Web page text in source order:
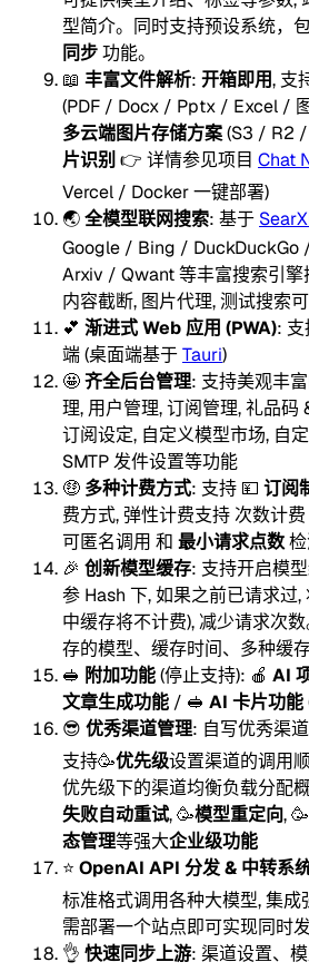
型简介。同时支持预设系统，
同步功能。
📖 丰富文件解析: 开箱即用, 支
(PDF / Docx / Pptx / Excel /
多云端图片存储方案(S3 / R2 /
片识别 👉 详情参见项目 Chat
Vercel / Docker 一键部署)
🌏全模型联网搜索: 基于
Google / Bing / DuckDuckGo
Arxiv / Qwant 等丰富搜索引擎
内容截断, 图片代理, 测试搜索可
💕 渐进式 Web 应用 (PWA): 支
端 (桌面端基于Tauri)
🤩齐全后台管理: 支持美观丰
理, 用户管理, 订阅管理, 礼品码
订阅设定, 自定义模型市场, 自
SMTP 发件设置等功能
🤑 多种计费方式: 支持 💴 订阅
费方式, 弹性计费支持 次数计
可匿名调用 和 最小请求点数检
🎉 创新模型缓存: 支持开启模
参 Hash 下, 如果之前已请求过
中缓存将不计费), 减少请求次
存的模型、缓存时间、多种缓
🥪 附加功能(停止支持): 🍎 AI
文章生成功能 / 🥪 AI 卡片功能
😎 优秀渠道管理: 自写优秀渠
支持🥳优先级设置渠道的调用
优先级下的渠道均衡负载分配
失败自动重试, 🥳模型重定向, 🥳
态管理等强大企业级功能
⭐ OpenAI API 分发 & 中转系
标准格式调用各种大模型, 集
需部署一个站点即可实现同时
👌 快速同步上游: 渠道设置、